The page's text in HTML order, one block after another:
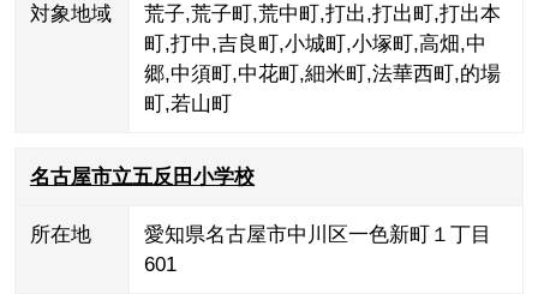
対象地域 荒子,荒子町 ,荒中町 ,打出,打出町 ,打出本
町 ,打中,吉良町 ,小城町 ,小塚町 ,高畑,中
郷,中須町 ,中花町 ,細米町 ,法華西町 ,的場
町 ,若山町
名古屋市立五反田小学校
所在地
愛知県名古屋市中川区一色新町１丁目
601